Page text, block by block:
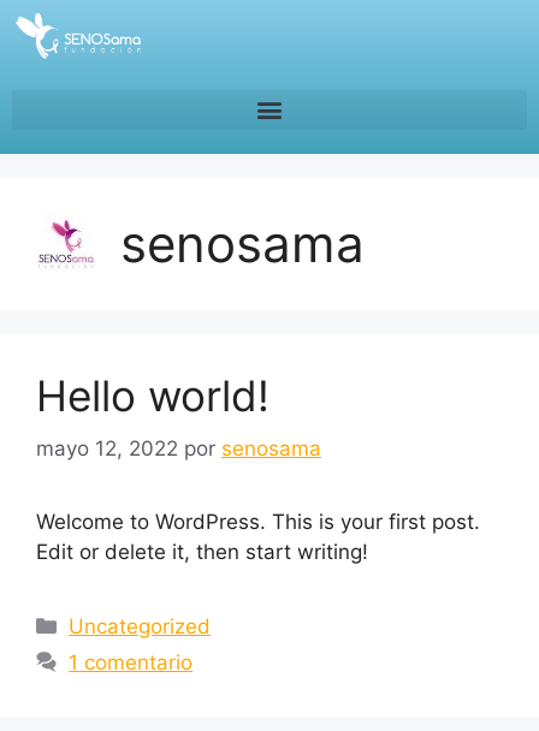
senosama
Hello world!
mayo 12, 2022 por senosama
Welcome to WordPress. This is your first post.
Edit or delete it, then start writing!
Uncategorized
1 comentario